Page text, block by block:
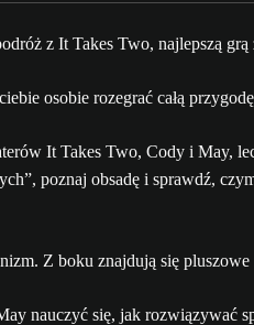
z It Takes Two, najlepszą
osobie rozegrać całą
poznaj obsadę i sprawdź,
nauczyć się, jak rozwiązywać